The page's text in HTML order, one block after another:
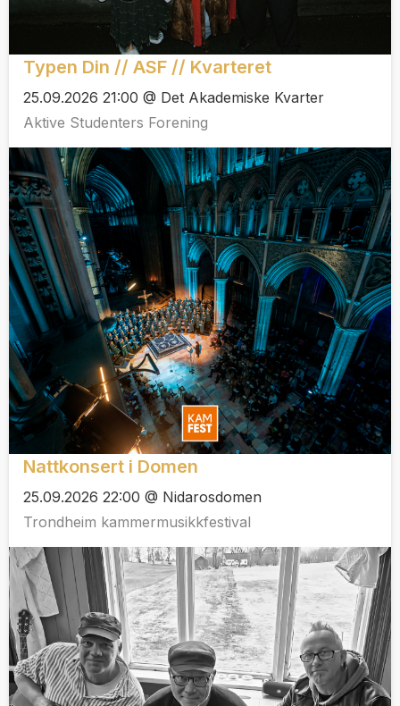
Typen Din // ASF // Kvarteret
25.09.2026 21:00 @ Det Akademiske Kvarter
Aktive Studenters Forening
Nattkonsert i Domen
25.09.2026 22:00 @ Nidarosdomen
Trondheim kammermusikkfestival